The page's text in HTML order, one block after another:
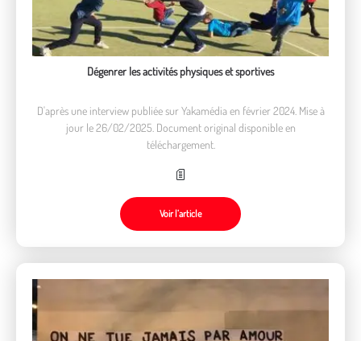
Dégenrer les activités physiques et sportives
D'après une interview publiée sur Yakamédia en février 2024. Mise à
jour le 26/02/2025. Document original disponible en
téléchargement.
Voir l’article